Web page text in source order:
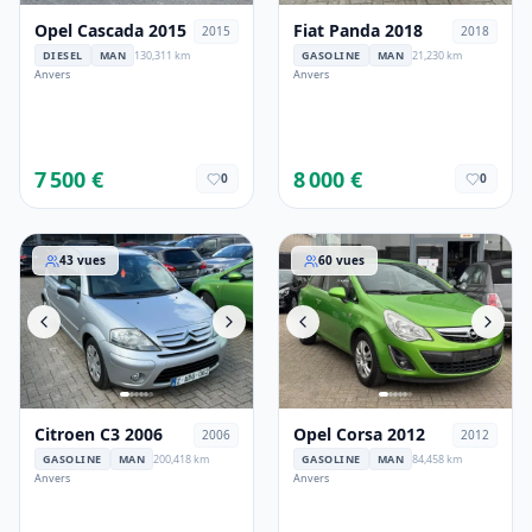
Opel Cascada 2015 2015
DIESEL MAN
130,311 km
Anvers
7 500 € 0
Fiat Panda 2018 2018
GASOLINE MAN 21,230 km
Anvers
8 000 € 0
Citroen C3 2006
43 vues
Citroen C3 2006 2006
GASOLINE MAN 200,418 km
Anvers
Opel Corsa 2012
60 vues
Opel Corsa 2012 2012
GASOLINE MAN 84,458 km
Anvers